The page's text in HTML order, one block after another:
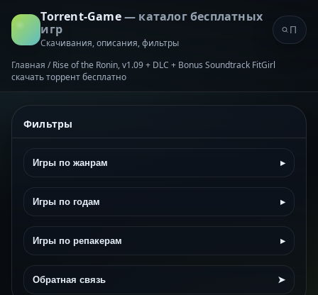
Torrent-Game— каталог бесплатных
игр
Скачивания, описания, фильтры
Главная / Rise of the Ronin, v1.09 + DLC + Bonus Soundtrack FitGirl
скачать торрент бесплатно
Фильтры
Игры по жанрам ▸
Игры по годам ▸
Игры по репакерам ▸
Обратная связь ➤